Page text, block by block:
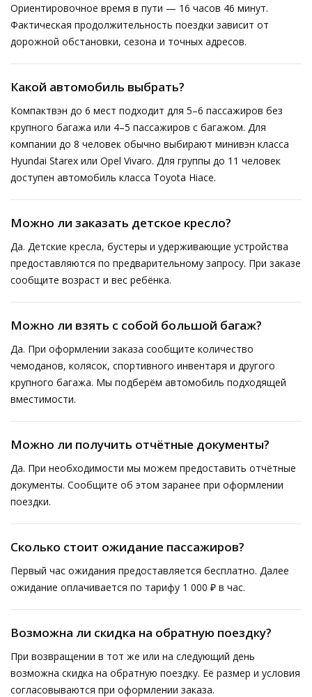
Ориентировочное время в пути — 16 часов 46 минут.
Фактическая продолжительность поездки зависит от
дорожной обстановки, сезона и точных адресов.
Какой автомобиль выбрать?
Компактвэн до 6 мест подходит для 5–6 пассажиров без
крупного багажа или 4–5 пассажиров с багажом. Для
компании до 8 человек обычно выбирают минивэн класса
Hyundai Starex или Opel Vivaro. Для группы до 11 человек
доступен автомобиль класса Toyota Hiace.
Можно ли заказать детское кресло?
Да. Детские кресла, бустеры и удерживающие устройства
предоставляются по предварительному запросу. При заказе
сообщите возраст и вес ребёнка.
Можно ли взять с собой большой багаж?
Да. При оформлении заказа сообщите количество
чемоданов, колясок, спортивного инвентаря и другого
крупного багажа. Мы подберём автомобиль подходящей
вместимости.
Можно ли получить отчётные документы?
Да. При необходимости мы можем предоставить отчётные
документы. Сообщите об этом заранее при оформлении
поездки.
Сколько стоит ожидание пассажиров?
Первый час ожидания предоставляется бесплатно. Далее
ожидание оплачивается по тарифу 1 000 ₽ в час.
Возможна ли скидка на обратную поездку?
При возвращении в тот же или на следующий день
возможна скидка на обратную поездку. Её размер и условия
согласовываются при оформлении заказа.